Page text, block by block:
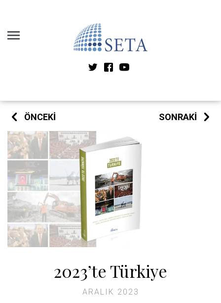
ÖNCEKI SONRAKI
2023’te Türkiye
ARALIK 2023